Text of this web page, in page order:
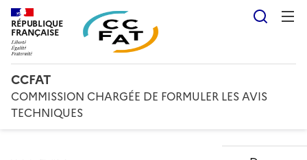
RÉPUBLIQUE
FRANÇAISE
CCFAT
COMMISSION CHARGÉE DE FORMULER LES AVIS
TECHNIQUES